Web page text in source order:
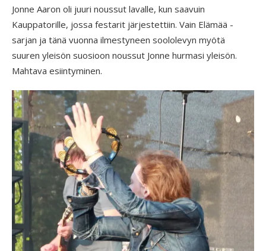
Jonne Aaron oli juuri noussut lavalle, kun saavuin
Kauppatorille, jossa festarit järjestettiin. Vain Elämää -
sarjan ja tänä vuonna ilmestyneen soololevyn myötä
suuren yleisön suosioon noussut Jonne hurmasi yleisön.
Mahtava esiintyminen.